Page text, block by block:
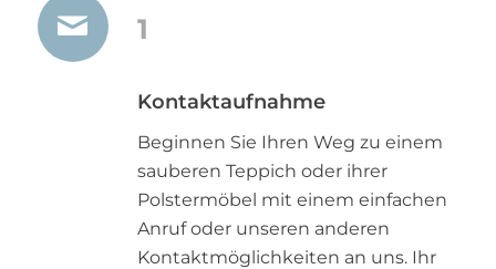
1
Kontaktaufnahme
Beginnen Sie Ihren Weg zu einem
sauberen Teppich oder ihrer
Polstermöbel mit einem einfachen
Anruf oder unseren anderen
Kontaktmöglichkeiten an uns. Ihr